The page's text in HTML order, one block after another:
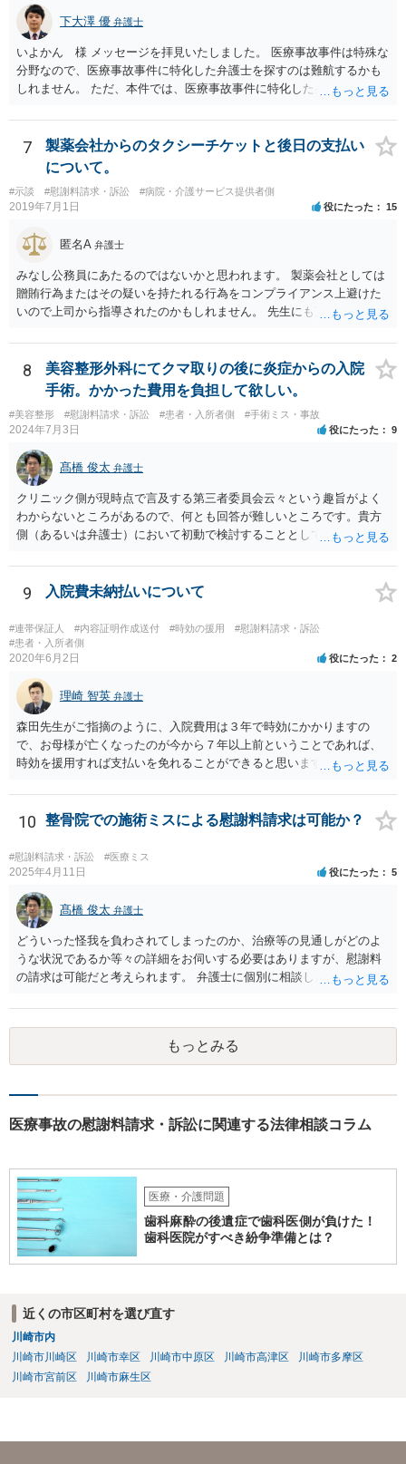
下大澤 優 弁護士
いよかん 様 メッセージを拝見いたしました。 医療事故事件は特殊な
分野なので、医療事故事件に特化した弁護士を探すのは難航するかも
しれません。 ただ、本件では、医療事故事件に特化した弁護士でなく
の過失（医療ミス）の立証なのですが、本件では過失自体には争いが
ないため、損害額の立証が主なポイントになります。 損害額に立証に
関しては、交通事故事件と同様の発想で考えればよいので、対応でき
る弁護士は多いと思います。 今後の交渉については、ご自身で対応さ
れることも可能ではありますが、相手方保険会社は容易に増額に応じ
ない（多少の増額はあり得るとしても、裁判基準での和解は難しい）
と思われます。 弁護士が介入することにより提示額が大きく変わるこ
とは多々あるため、可能であれば弁護士に依頼した上での交渉をお勧
めしたいところです。
7
製薬会社からのタクシーチケットと後日の支払い
について。
#示談 #慰謝料請求・訴訟 #病院・介護サービス提供者側
2019年7月1日 役にたった 15
匿名A 弁護士
みなし公務員にあたるのではないかと思われます。 製薬会社としては
贈賄行為またはその疑いを持たれる行為をコンプライアンス上避けた
いので上司から指導されたのかもしれません。 先生にも万一迷惑をか
8
美容整形外科にてクマ取りの後に炎症からの入院
手術。かかった費用を負担して欲しい。
#美容整形 #慰謝料請求・訴訟 #患者・入所者側 #手術ミス・事故
2024年7月3日 役にたった 9
髙橋 俊太 弁護士
クリニック側が現時点で言及する第三者委員会云々という趣旨がよく
わからないところがあるので、何とも回答が難しいところです。貴方
側（あるいは弁護士）において初動で検討することとしては、クリニ
医師意見聴取などが考えられるかと思います。それらを踏まえてクリ
ニック側の過失を肯定できそうであれば、クリニックに対して具体的
9 入院費未納払いについて
#連帯保証人 #内容証明作成送付 #時効の援用
#慰謝料請求・訴訟
#患者・入所者側
2020年6月2日 役にたった 2
理崎 智英 弁護士
森田先生がご指摘のように、入院費用は３年で時効にかかりますの
で、お母様が亡くなったのが今から７年以上前ということであれば、
時効を援用すれば支払いを免れることができると思います。 そのた
容証明郵便を送るようにしてください。
10 整骨院での施術ミスによる慰謝料請求は可能か？
#慰謝料請求・訴訟 #医療ミス
2025年4月11日 役にたった 5
髙橋 俊太 弁護士
どういった怪我を負わされてしまったのか、治療等の見通しがどのよ
うな状況であるか等々の詳細をお伺いする必要はありますが、慰謝料
の請求は可能だと考えられます。 弁護士に個別に相談した方がよいケ
してみるとよいでしょう。
もっとみる
医療事故の慰謝料請求・訴訟に関連する法律相談コラム
医療・介護問題
歯科麻酔の後遺症で歯科医側が負けた！
歯科医院がすべき紛争準備とは？
近くの市区町村を選び直す
川崎市内
川崎市川崎区
川崎市幸区 川崎市中原区 川崎市高津区
川崎市多摩区
川崎市宮前区
川崎市麻生区